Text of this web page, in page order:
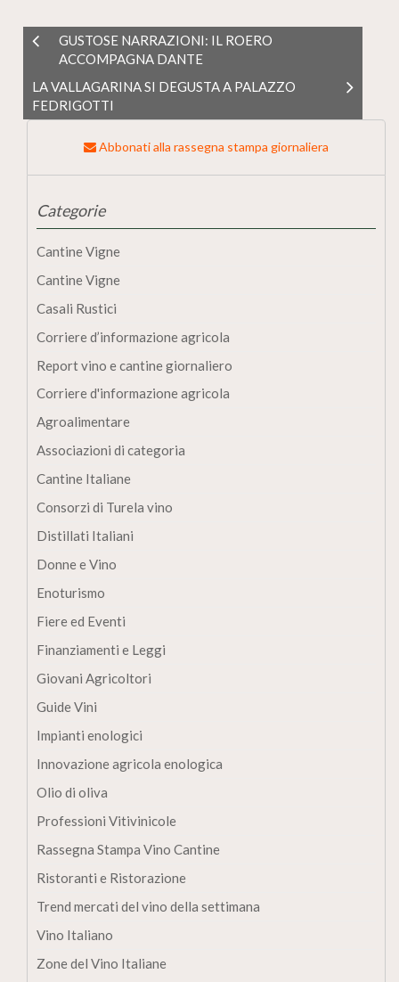
GUSTOSE NARRAZIONI: IL ROERO
ACCOMPAGNA DANTE
LA VALLAGARINA SI DEGUSTA A PALAZZO
FEDRIGOTTI
Abbonati alla rassegna stampa giornaliera
Categorie
Cantine Vigne
Cantine Vigne
Casali Rustici
Corriere d’informazione agricola
Report vino e cantine giornaliero
Corriere d'informazione agricola
Agroalimentare
Associazioni di categoria
Cantine Italiane
Consorzi di Turela vino
Distillati Italiani
Donne e Vino
Enoturismo
Fiere ed Eventi
Finanziamenti e Leggi
Giovani Agricoltori
Guide Vini
Impianti enologici
Innovazione agricola enologica
Olio di oliva
Professioni Vitivinicole
Rassegna Stampa Vino Cantine
Ristoranti e Ristorazione
Trend mercati del vino della settimana
Vino Italiano
Zone del Vino Italiane